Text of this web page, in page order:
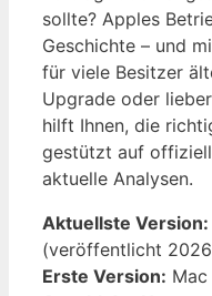
sollte? Apples
Geschichte – und
für viele Besitzer
Upgrade oder
hilft Ihnen, die
gestützt auf
aktuelle Analysen.
Aktuellste Version:
(veröffentlicht
Erste Version: Mac